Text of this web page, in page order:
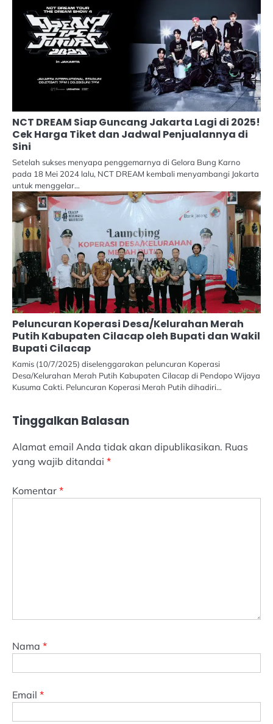
NCT DREAM Siap Guncang Jakarta Lagi di 2025!
Cek Harga Tiket dan Jadwal Penjualannya di
Sini
Setelah sukses menyapa penggemarnya di Gelora Bung Karno
pada 18 Mei 2024 lalu, NCT DREAM kembali menyambangi Jakarta
untuk menggelar…
Peluncuran Koperasi Desa/Kelurahan Merah
Putih Kabupaten Cilacap oleh Bupati dan Wakil
Bupati Cilacap
Kamis (10/7/2025) diselenggarakan peluncuran Koperasi
Desa/Kelurahan Merah Putih Kabupaten Cilacap di Pendopo Wijaya
Kusuma Cakti. Peluncuran Koperasi Merah Putih dihadiri…
Tinggalkan Balasan
Alamat email Anda tidak akan dipublikasikan. Ruas
yang wajib ditandai *
Komentar *
Nama *
Email *